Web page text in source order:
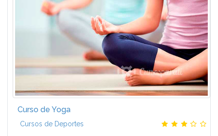
Curso de Yoga
Cursos de Deportes